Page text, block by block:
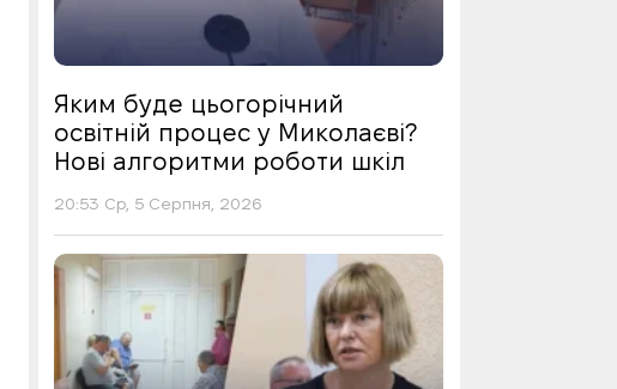
Яким буде цьогорічний
освітній процес у Миколаєві?
Нові алгоритми роботи шкіл
20:53 Ср, 5 Серпня, 2026